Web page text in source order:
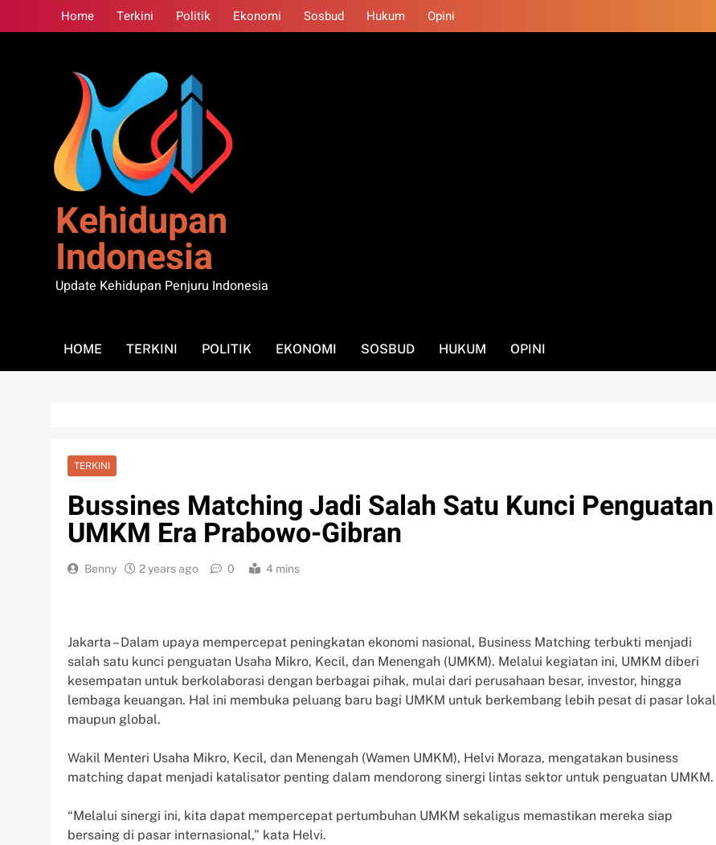
to
Home Terkini Politik Ekonomi Sosbud Hukum Opini
Kehidupan
Indonesia
Update Kehidupan Penjuru Indonesia
HOME TERKINI POLITIK EKONOMI SOSBUD HUKUM OPINI
TERKINI
Bussines Matching Jadi Salah Satu Kunci Penguatan
UMKM Era Prabowo-Gibran
Benny 2 years ago 0 4 mins
Jakarta – Dalam upaya mempercepat peningkatan ekonomi nasional, Business Matching terbukti menjadi
salah satu kunci penguatan Usaha Mikro, Kecil, dan Menengah (UMKM). Melalui kegiatan ini, UMKM diberi
kesempatan untuk berkolaborasi dengan berbagai pihak, mulai dari perusahaan besar, investor, hingga
lembaga keuangan. Hal ini membuka peluang baru bagi UMKM untuk berkembang lebih pesat di pasar lokal
maupun global.
Wakil Menteri Usaha Mikro, Kecil, dan Menengah (Wamen UMKM), Helvi Moraza, mengatakan business
matching dapat menjadi katalisator penting dalam mendorong sinergi lintas sektor untuk penguatan UMKM.
“Melalui sinergi ini, kita dapat mempercepat pertumbuhan UMKM sekaligus memastikan mereka siap
bersaing di pasar internasional,” kata Helvi.